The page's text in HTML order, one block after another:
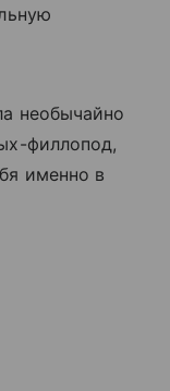
необычайно
филлопод,
именно в